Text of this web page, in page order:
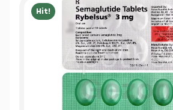
Hit!